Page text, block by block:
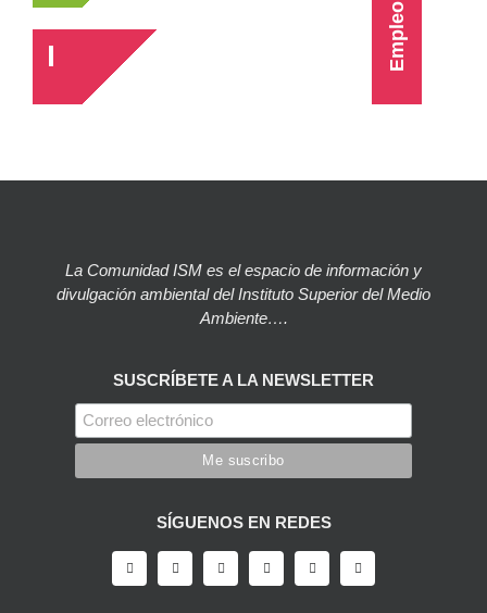
Empleo
La Comunidad ISM es el espacio de información y
divulgación ambiental del Instituto Superior del Medio
Ambiente….
SUSCRÍBETE A LA NEWSLETTER
SÍGUENOS EN REDES